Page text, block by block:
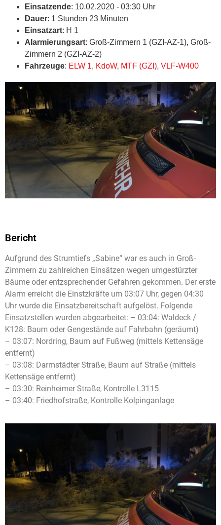
Einsatzende: 10.02.2020 - 03:30 Uhr
Dauer: 1 Stunden 23 Minuten
Einsatzart: H 1
Alarmierungsart: Groß-Zimmern 1 (GZI-AZ-1), Groß-
Zimmern 2 (GZI-AZ-2)
Fahrzeuge: ELW 1, KdoW, MTF (GZI), VLF-W400
Bericht
Aufgrund des Strumtiefs „Sabine“ war es auch in Groß-
Zimmern zu zahlreichen Einsätzen wegen umgestürzter
Bäume oder entzsprechender Gefahren gekommen. Der erste
Alarm erreicht die Einstzkräfte um 03:07 Uhr, gegen 04:30
Uhr wurde die Einsatzbereitschaft aufgelöst. Folgende
Einsatzstellen wurden abgearbeitet: – 03:04: Waldeck /
K128: Baum oder Gengestände auf Fahrbahn (geräumt)
– 03:07: Nordring, Baum auf Fußweg (mittels Kettensäge
entfernt)
– 03:08: Darmstädter Straße, Baum auf Straße (mittels
Kettensäge entfernt)
– 03:30: Reinheimer Straße, Kontrolle L3115
– 03:40: Friedhofstraße, Kontrolle Kolpinganlage